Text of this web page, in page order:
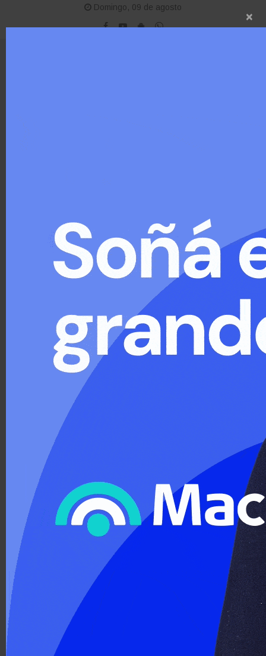
Domingo, 09 de agosto
ÚLTIMO MOMENTO :
Detectan cocaína oculta en carne que iba a ser entregada a
›
×